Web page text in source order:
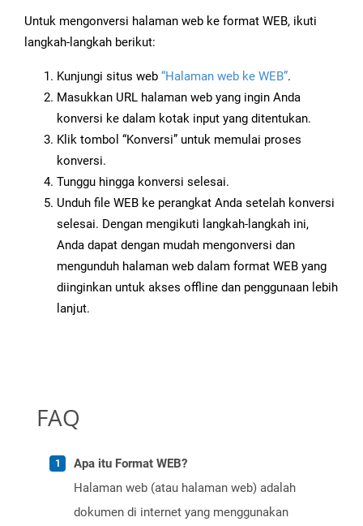
Untuk mengonversi halaman web ke format WEB, ikuti
langkah-langkah berikut:
Kunjungi situs web “Halaman web ke WEB”.
Masukkan URL halaman web yang ingin Anda
konversi ke dalam kotak input yang ditentukan.
Klik tombol “Konversi” untuk memulai proses
konversi.
Tunggu hingga konversi selesai.
Unduh file WEB ke perangkat Anda setelah konversi
selesai. Dengan mengikuti langkah-langkah ini,
Anda dapat dengan mudah mengonversi dan
mengunduh halaman web dalam format WEB yang
diinginkan untuk akses offline dan penggunaan lebih
lanjut.
FAQ
Apa itu Format WEB?
Halaman web (atau halaman web) adalah
dokumen di internet yang menggunakan